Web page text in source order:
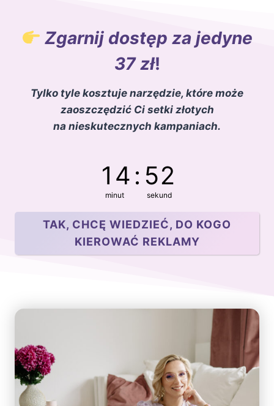
Zgarnij dostęp za jedyne
37 zł!
Tylko tyle kosztuje narzędzie, które może
zaoszczędzić Ci setki złotych
na nieskutecznych kampaniach.
14
minut
: 52
sekund
TAK, CHCĘ WIEDZIEĆ, DO KOGO
KIEROWAĆ REKLAMY